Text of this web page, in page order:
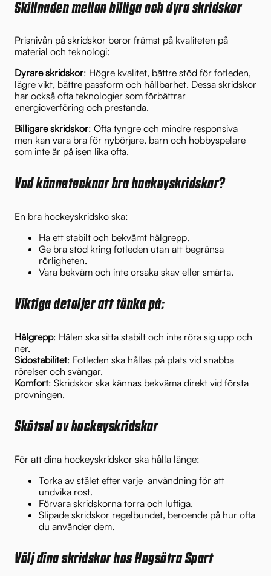
Skillnaden mellan billiga och dyra skridskor
Prisnivån på skridskor beror främst på kvaliteten på
material och teknologi:
Dyrare skridskor: Högre kvalitet, bättre stöd för fotleden,
lägre vikt, bättre passform och hållbarhet. Dessa skridskor
har också ofta teknologier som förbättrar
energioverföring och prestanda.
Billigare skridskor: Ofta tyngre och mindre responsiva
men kan vara bra för nybörjare, barn och hobbyspelare
som inte är på isen lika ofta.
Vad kännetecknar bra hockeyskridskor?
En bra hockeyskridsko ska:
Ha ett stabilt och bekvämt hälgrepp.
Ge bra stöd kring fotleden utan att begränsa
rörligheten.
Vara bekväm och inte orsaka skav eller smärta.
Viktiga detaljer att tänka på:
Hälgrepp: Hälen ska sitta stabilt och inte röra sig upp och
ner.
Sidostabilitet: Fotleden ska hållas på plats vid snabba
rörelser och svängar.
Komfort: Skridskor ska kännas bekväma direkt vid första
provningen.
Skötsel av hockeyskridskor
För att dina hockeyskridskor ska hålla länge:
Torka av stålet efter varje användning för att
undvika rost.
Förvara skridskorna torra och luftiga.
Slipade skridskor regelbundet, beroende på hur ofta
du använder dem.
Välj dina skridskor hos Hagsätra Sport